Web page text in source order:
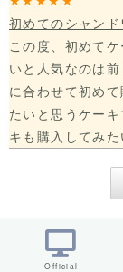
初めてのシャンド
この度、初めて
いと人気なのは
に合わせて初め
たいと思うケー
キも購入してみた
Official